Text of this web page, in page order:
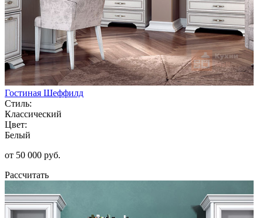
Гостиная Шеффилд
Стиль:
Классический
Цвет:
Белый
от 50 000 руб.
Рассчитать